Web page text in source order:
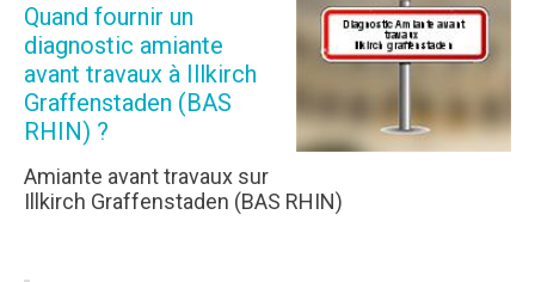
Quand fournir un
diagnostic amiante
avant travaux à Illkirch
Graffenstaden (BAS
RHIN) ?
Amiante avant travaux sur
Illkirch Graffenstaden (BAS RHIN)